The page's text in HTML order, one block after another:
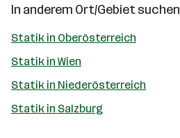
In anderem Ort/Gebiet suchen
Statik in Oberösterreich
Statik in Wien
Statik in Niederösterreich
Statik in Salzburg